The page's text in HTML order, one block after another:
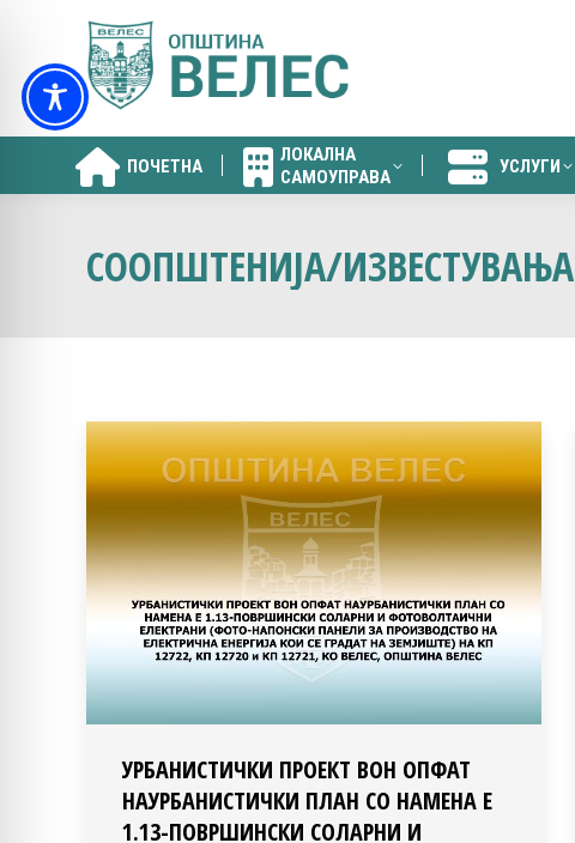
ПОЧЕТНА
ЛОКАЛНА
САМОУПРАВА
УСЛУГИ
СООПШТЕНИЈА/ИЗВЕСТУВАЊА
УРБАНИСТИЧКИ ПРОЕКТ ВОН ОПФАТ
НАУРБАНИСТИЧКИ ПЛАН СО НАМЕНА Е
1.13-ПОВРШИНСКИ СОЛАРНИ И
ПОЧЕТНА